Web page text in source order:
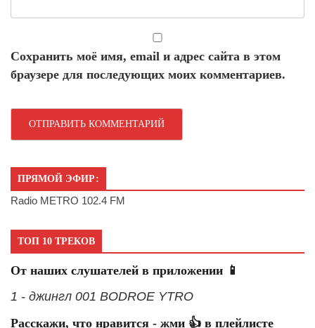
Сохранить моё имя, email и адрес сайта в этом
браузере для последующих моих комментариев.
ПРЯМОЙ ЭФИР:
Radio METRO 102.4 FM
ТОП 10 ТРЕКОВ
От наших слушателей в приложении 📱
1 - джингл 001 BODROE YTRO
Расскажи, что нравится - жми 👍 в плейлисте